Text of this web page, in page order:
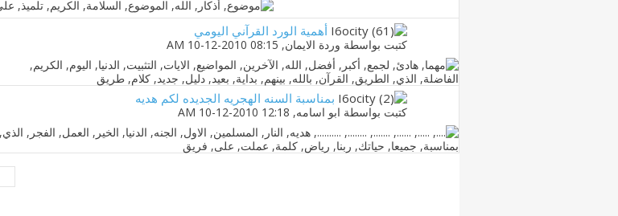
أهمية الورد القرآني اليومي
كتبت بواسطة وردة الايمان‏, 10-12-2010 08:15 AM
بمناسبة السنه الهجريه الجديده لكم هديه
كتبت بواسطة ابو اسامه‏, 10-12-2010 12:18 AM